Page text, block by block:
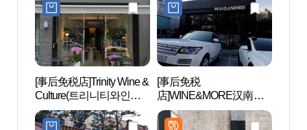
[事后免税店]Trinity Wine &
Culture(트리니티와인앤
컬처)
[事后免税
店]WINE&MORE汉南店
(와인앤모어 한남점)